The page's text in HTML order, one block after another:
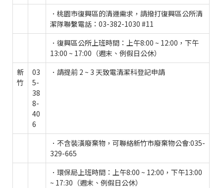
．桃園市復興區的清運需求，請撥打復興區公所清
潔隊聯繫電話：03-382-1030 #11
．復興區公所上班時間：上午8:00 ~ 12:00，下午
13:00 ~ 17:00（週末、例假日公休）
新
竹
03
5-
38
8-
40
6
．請提前 2 ~ 3 天致電清潔科登記申請
．不含裝潢廢棄物，可聯絡新竹市廢棄物公會:035-
329-665
．環保局上班時間：上午8:00 ~ 12:00，下午13:00
~ 17:30（週末、例假日公休）